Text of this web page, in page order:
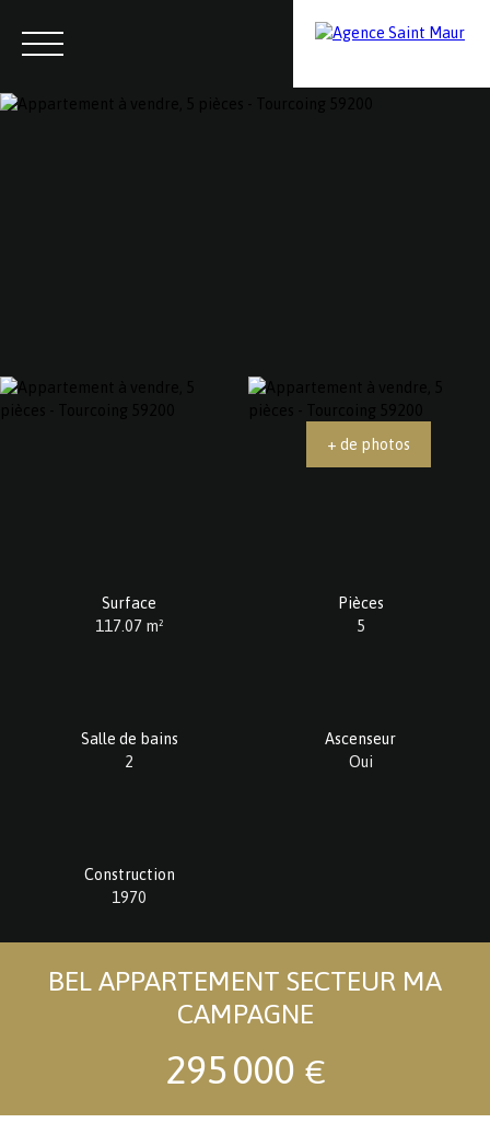
+ de photos
Surface
117.07 m²
Pièces
5
Salle de bains
2
Ascenseur
Oui
Construction
1970
BEL APPARTEMENT SECTEUR MA
CAMPAGNE
295 000 €